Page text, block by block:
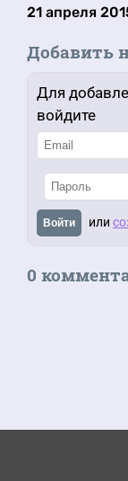
21 апреля
Добавить
Для
войдите
Войти или
0